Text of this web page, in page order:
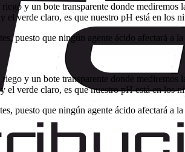
y un bote transparente donde
verde claro, es que nuestro pH está en los
puesto que ningún agente ácido afectará a
y un bote transparente donde
verde claro, es que nuestro pH está en los
puesto que ningún agente ácido afectará a